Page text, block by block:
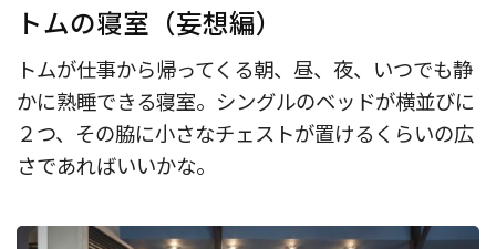
トムの寝室（妄想編）
トムが仕事から帰ってくる朝、昼、夜、いつでも静
かに熟睡できる寝室。シングルのベッドが横並びに
２つ、その脇に小さなチェストが置けるくらいの広
さであればいいかな。